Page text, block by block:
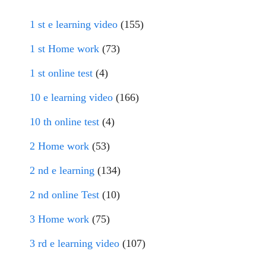
1 st e learning video (155)
1 st Home work (73)
1 st online test (4)
10 e learning video (166)
10 th online test (4)
2 Home work (53)
2 nd e learning (134)
2 nd online Test (10)
3 Home work (75)
3 rd e learning video (107)